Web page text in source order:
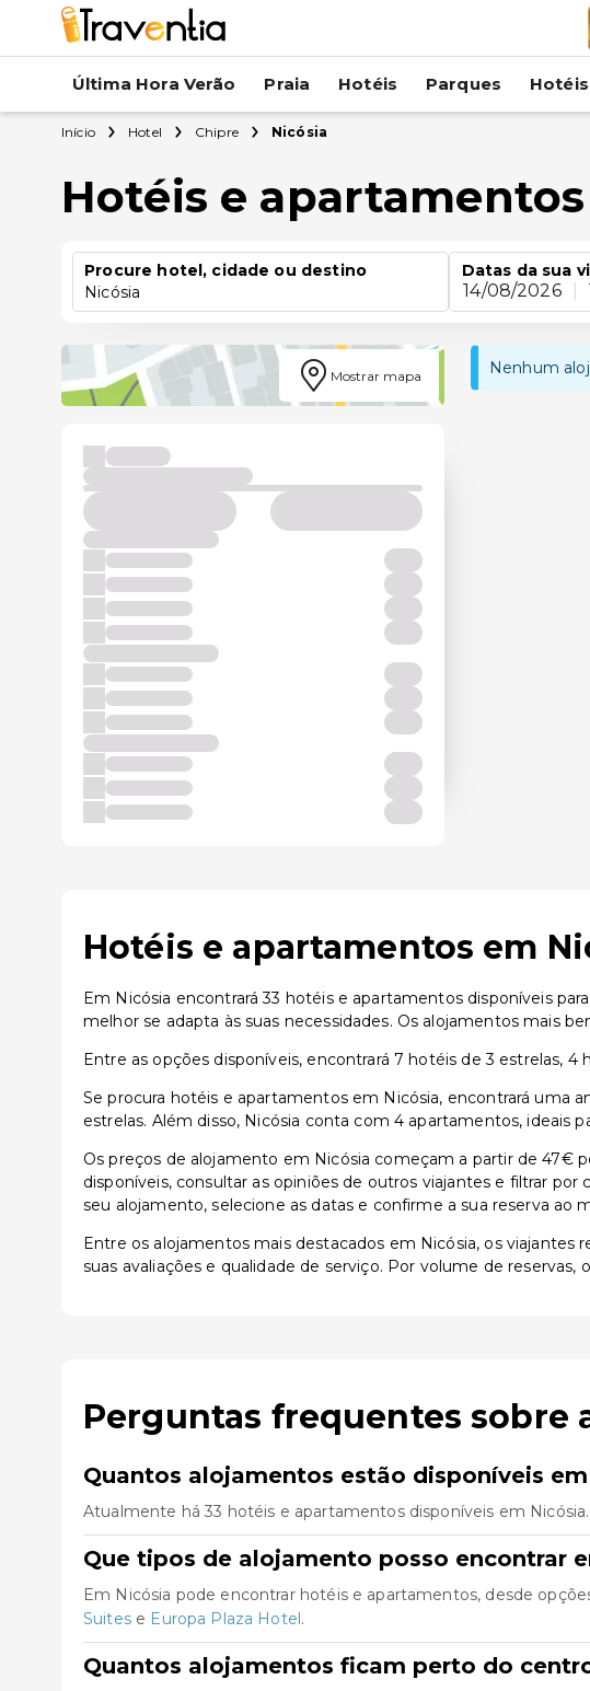
Última Hora Verão Praia Hotéis Parques
Início Hotel Chipre Nicósia
Hotéis e
Procure hotel, cidade ou destino
Nicósia
Datas da sua
14/08/2026
Mostrar mapa Nenhum
Hotéis e apartamentos em
Em Nicósia encontrará 33 hotéis e apartamentos disponíveis
melhor se adapta às suas necessidades. Os alojamentos mais
Entre as opções disponíveis, encontrará 7 hotéis de 3 estrelas, 4
Se procura hotéis e apartamentos em Nicósia, encontrará uma
estrelas. Além disso, Nicósia conta com 4 apartamentos, ideais
Os preços de alojamento em Nicósia começam a partir de 47€
disponíveis, consultar as opiniões de outros viajantes e filtrar
seu alojamento, selecione as datas e confirme a sua reserva ao
Entre os alojamentos mais destacados em Nicósia, os viajantes
suas avaliações e qualidade de serviço. Por volume de reservas,
Perguntas frequentes sobre
Quantos alojamentos estão disponíveis
Atualmente há 33 hotéis e apartamentos disponíveis em
Que tipos de alojamento posso encontrar
Em Nicósia pode encontrar hotéis e apartamentos, desde
Suitese Europa Plaza Hotel.
Quantos alojamentos ficam perto do